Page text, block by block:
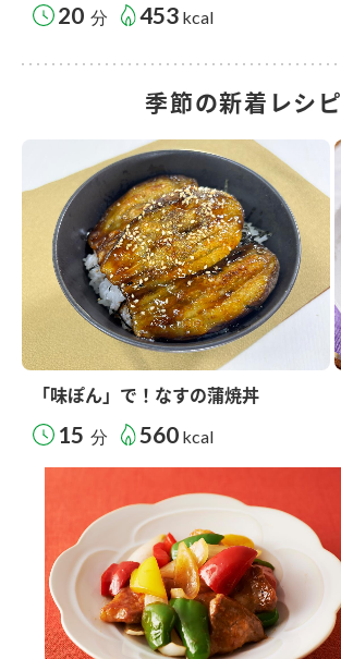
20 分 453 kcal
季節の新着レシピ
「味ぽん」で！なすの蒲焼丼
15 分 560 kcal